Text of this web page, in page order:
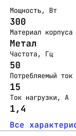
Мощность, Вт
300
Материал корпуса
Метал
Частота, Гц
50
Потребляемый ток
15
Ток нагрузки, А
1,4
Все